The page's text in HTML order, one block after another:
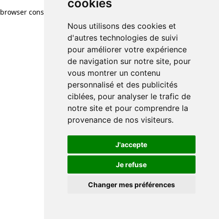
cookies
Nous utilisons des cookies et
d'autres technologies de suivi
pour améliorer votre expérience
de navigation sur notre site, pour
vous montrer un contenu
personnalisé et des publicités
ciblées, pour analyser le trafic de
notre site et pour comprendre la
provenance de nos visiteurs.
J'accepte
Je refuse
Changer mes préférences
browser console for more information)